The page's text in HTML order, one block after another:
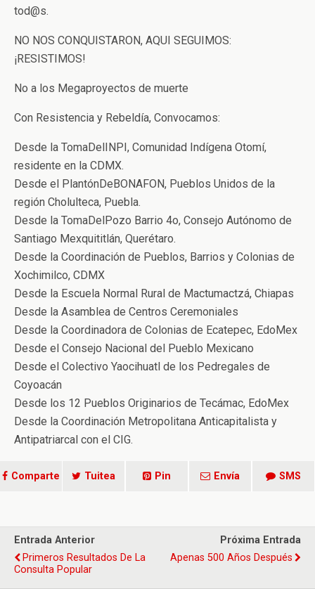
tod@s.
NO NOS CONQUISTARON, AQUI SEGUIMOS:
¡RESISTIMOS!
No a los Megaproyectos de muerte
Con Resistencia y Rebeldía, Convocamos:
Desde la TomaDelINPI, Comunidad Indígena Otomí,
residente en la CDMX.
Desde el PlantónDeBONAFON, Pueblos Unidos de la
región Cholulteca, Puebla.
Desde la TomaDelPozo Barrio 4o, Consejo Autónomo de
Santiago Mexquititlán, Querétaro.
Desde la Coordinación de Pueblos, Barrios y Colonias de
Xochimilco, CDMX
Desde la Escuela Normal Rural de Mactumactzá, Chiapas
Desde la Asamblea de Centros Ceremoniales
Desde la Coordinadora de Colonias de Ecatepec, EdoMex
Desde el Consejo Nacional del Pueblo Mexicano
Desde el Colectivo Yaocihuatl de los Pedregales de
Coyoacán
Desde los 12 Pueblos Originarios de Tecámac, EdoMex
Desde la Coordinación Metropolitana Anticapitalista y
Antipatriarcal con el CIG.
Comparte Tuitea Pin Envía SMS
Entrada Anterior
Primeros Resultados De La
Consulta Popular
Próxima Entrada
Apenas 500 Años Después